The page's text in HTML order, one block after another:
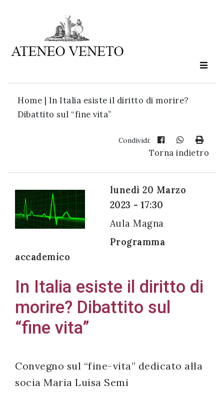
Home | In Italia esiste il diritto di morire?
Dibattito sul “fine vita”
Condividi:
Torna indietro
lunedì 20 Marzo
2023 - 17:30
Aula Magna
Programma
accademico
In Italia esiste il diritto di
morire? Dibattito sul
“fine vita”
Convegno sul “fine-vita” dedicato alla
socia Maria Luisa Semi
Ateneo
è
cultura
Acconsento
all'uso dei
miei dati
personali in
accordo
decreto
legislativo